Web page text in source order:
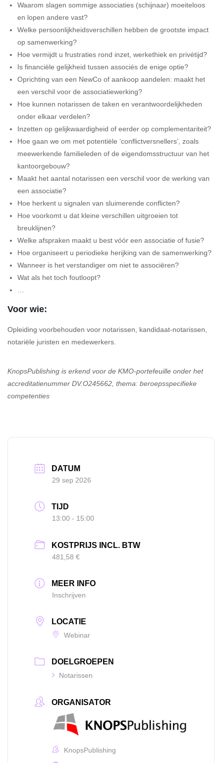
Waarom slagen sommige associaties (schijnaar) moeiteloos
en lopen andere vast?
Welke persoonlijkheidsverschillen hebben de grootste impact
op samenwerking?
Hoe vermijdt u frustraties rond inzet, werkethiek en privétijd?
Is financiële gelijkheid tussen associés de enige optie?
Oprichting van een NewCo of aankoop aandelen: maakt het
een verschil voor de associatiewerking?
Hoe kunnen notarissen de taken en verantwoordelijkheden
onder elkaar verdelen?
Inzetten op gelijkwaardigheid of eerder op complementariteit?
Hoe gaan we om met potentiële ‘conflictversnellers’, zoals
meewerkende familieleden of de eigendomsstructuur van het
kantoorgebouw?
Maakt het aantal notarissen een verschil voor de werking van
een associatie?
Hoe herkent u signalen van sluimerende conflicten?
Hoe voorkomt u dat kleine verschillen uitgroeien tot
breuklijnen?
Welke afspraken maakt u best vóór een associatie of fusie?
Hoe organiseert u periodieke herijking van de samenwerking?
Wanneer is het verstandiger om niet te associëren?
Wat als het toch foutloopt?
Voor wie:
Opleiding voorbehouden voor notarissen, kandidaat-notarissen,
notariële juristen en medewerkers.
KnopsPublishing is erkend voor de KMO-portefeuille onder het
accreditatienummer DV.O245662, thema: beroepsspecifieke
competenties
DATUM
29 sep 2026
TIJD
13:00 - 15:00
KOSTPRIJS INCL. BTW
481,58 €
MEER INFO
Inschrijven
LOCATIE
Webinar
DOELGROEPEN
Notarissen
ORGANISATOR
KnopsPublishing